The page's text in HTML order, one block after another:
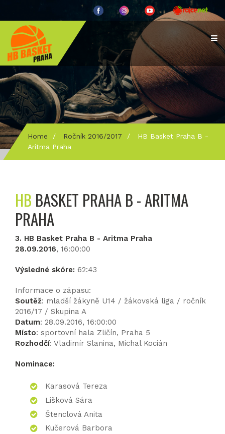
Home / Ročník 2016/2017 /
HB Basket Praha B -
Aritma Praha
HB BASKET PRAHA B - ARITMA
PRAHA
3. HB Basket Praha B - Aritma Praha
28.09.2016, 16:00:00
Výsledné skóre: 62:43
Informace o zápasu:
Soutěž: mladší žákyně U14 / žákovská liga / ročník
2016/17 / Skupina A
Datum: 28.09.2016, 16:00:00
Místo: sportovní hala Zličín, Praha 5
Rozhodčí: Vladimír Slanina, Michal Kocián
Nominace:
Karasová Tereza
Lišková Sára
Štenclová Anita
Kučerová Barbora